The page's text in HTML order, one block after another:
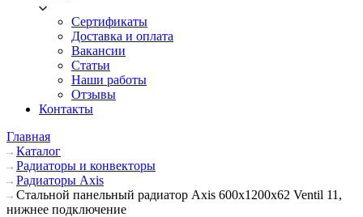
Сертификаты
Доставка и оплата
Вакансии
Статьи
Наши работы
Отзывы
Контакты
Главная
Каталог
Радиаторы и конвекторы
Радиаторы Axis
Стальной панельный радиатор Axis 600х1200х62 Ventil 11,
нижнее подключение